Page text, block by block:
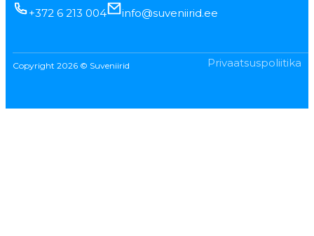
+372 6 213 004 info@suveniirid.ee
Copyright 2026 © Suveniirid Privaatsuspoliitika